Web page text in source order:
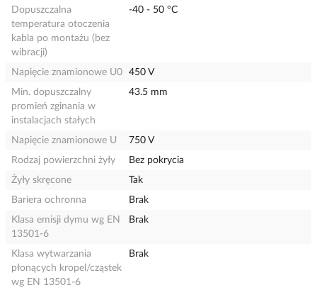
Dopuszczalna
temperatura otoczenia
kabla po montażu (bez
wibracji)
-40 - 50 °C
Napięcie znamionowe U0
450 V
Min. dopuszczalny
promień zginania w
instalacjach stałych
43.5 mm
Napięcie znamionowe U
750 V
Rodzaj powierzchni żyły
Bez pokrycia
Żyły skręcone
Tak
Bariera ochronna
Brak
Klasa emisji dymu wg EN
13501-6
Brak
Klasa wytwarzania
płonących kropel/cząstek
wg EN 13501-6
Brak